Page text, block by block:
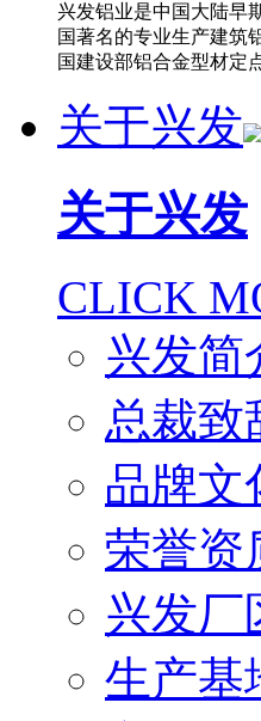
兴发铝业是中国大陆早
国著名的专业生产建筑
国建设部铝合金型材定
关于兴发
关于兴发
CLICK
兴发简
总裁致
品牌文
荣誉资
兴发厂
生产基